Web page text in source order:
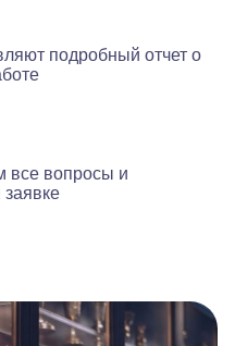
подробный отчет о
все вопросы и